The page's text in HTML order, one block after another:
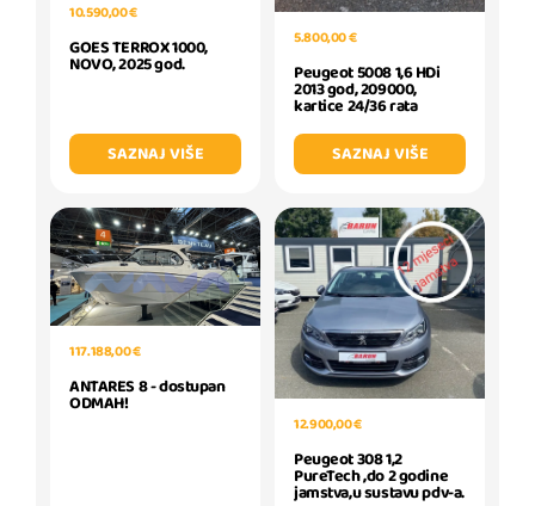
10.590,00 €
GOES TERROX 1000,
NOVO, 2025 god.
SAZNAJ VIŠE
5.800,00 €
Peugeot 5008 1,6 HDi
2013 god, 209000,
kartice 24/36 rata
SAZNAJ VIŠE
117.188,00 €
ANTARES 8 - dostupan
ODMAH!
12.900,00 €
Peugeot 308 1,2
PureTech ,do 2 godine
jamstva,u sustavu pdv-a.